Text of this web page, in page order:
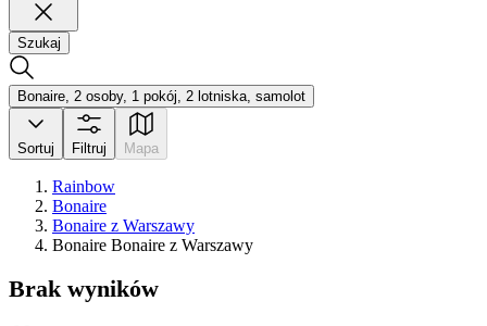
Szukaj
Bonaire, 2 osoby, 1 pokój, 2 lotniska, samolot
Sortuj Filtruj Mapa
Rainbow
Bonaire
Bonaire z Warszawy
Bonaire Bonaire z Warszawy
Brak wyników